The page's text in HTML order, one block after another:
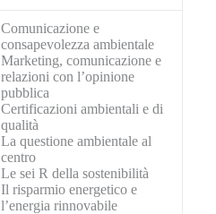
Comunicazione e
consapevolezza ambientale
Marketing, comunicazione e
relazioni con l’opinione
pubblica
Certificazioni ambientali e di
qualità
La questione ambientale al
centro
Le sei R della sostenibilità
Il risparmio energetico e
l’energia rinnovabile